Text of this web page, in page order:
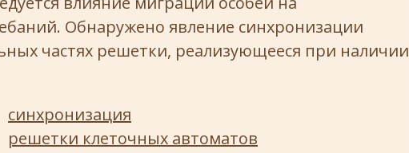
Обнаружено явление синхронизации
частях решетки, реализующееся при наличии
синхронизация
решетки клеточных автоматов